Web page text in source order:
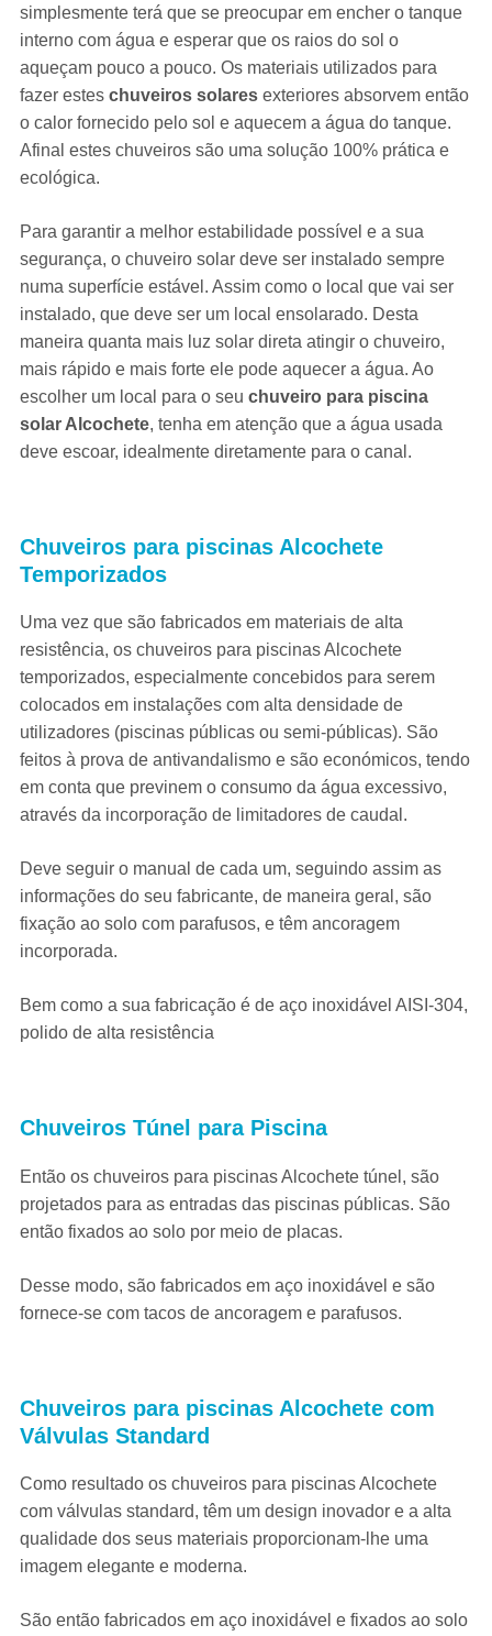
simplesmente terá que se preocupar em encher o tanque
interno com água e esperar que os raios do sol o
aqueçam pouco a pouco. Os materiais utilizados para
fazer estes chuveiros solares exteriores absorvem então
o calor fornecido pelo sol e aquecem a água do tanque.
Afinal estes chuveiros são uma solução 100% prática e
ecológica.
Para garantir a melhor estabilidade possível e a sua
segurança, o chuveiro solar deve ser instalado sempre
numa superfície estável. Assim como o local que vai ser
instalado, que deve ser um local ensolarado. Desta
maneira quanta mais luz solar direta atingir o chuveiro,
mais rápido e mais forte ele pode aquecer a água. Ao
escolher um local para o seu chuveiro para piscina
solar Alcochete, tenha em atenção que a água usada
deve escoar, idealmente diretamente para o canal.
Chuveiros para piscinas Alcochete
Temporizados
Uma vez que são fabricados em materiais de alta
resistência, os chuveiros para piscinas Alcochete
temporizados, especialmente concebidos para serem
colocados em instalações com alta densidade de
utilizadores (piscinas públicas ou semi-públicas). São
feitos à prova de antivandalismo e são económicos, tendo
em conta que previnem o consumo da água excessivo,
através da incorporação de limitadores de caudal.
Deve seguir o manual de cada um, seguindo assim as
informações do seu fabricante, de maneira geral, são
fixação ao solo com parafusos, e têm ancoragem
incorporada.
Bem como a sua fabricação é de aço inoxidável AISI-304,
polido de alta resistência
Chuveiros Túnel para Piscina
Então os chuveiros para piscinas Alcochete túnel, são
projetados para as entradas das piscinas públicas. São
então fixados ao solo por meio de placas.
Desse modo, são fabricados em aço inoxidável e são
fornece-se com tacos de ancoragem e parafusos.
Chuveiros para piscinas Alcochete com
Válvulas Standard
Como resultado os chuveiros para piscinas Alcochete
com válvulas standard, têm um design inovador e a alta
qualidade dos seus materiais proporcionam-lhe uma
imagem elegante e moderna.
São então fabricados em aço inoxidável e fixados ao solo